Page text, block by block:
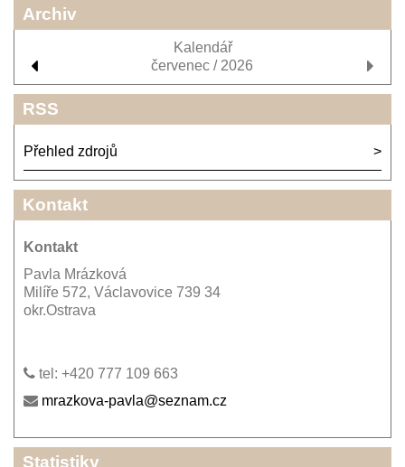
Archiv
Kalendář
červenec / 2026
RSS
Přehled zdrojů
Kontakt
Kontakt
Pavla Mrázková
Milíře 572, Václavovice 739 34
okr.Ostrava
tel: +420 777 109 663
mrazkova-pavla@seznam.cz
Statistiky